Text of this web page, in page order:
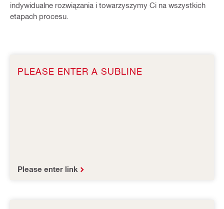
indywidualne rozwiązania i towarzyszymy Ci na wszystkich
etapach procesu.
PLEASE ENTER A SUBLINE
Please enter link